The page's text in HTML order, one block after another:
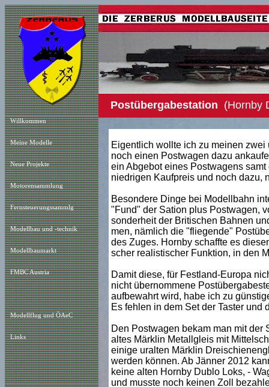
Willkommen
Meine Modelle
Neue Projekte
Motorensammlung
Fernsteuerungssammlg
Modellbau und -technik
Modellbaumarkt
FMBC Austria
Modellflug und ÖAeC
Links
Postübergabestation (Hornby
Eigentlich wollte ich zu meinen
noch einen Postwagen dazu
ein Abgebot eines Postwagens
niedrigen Kaufpreis und noch dazu,
Besondere Dinge bei Modellbahn
"Fund" der Sation plus Postwagen,
sonderheit der Britischen Bahnen
men, nämlich die "fliegende"
des Zuges. Hornby schaffte es
scher realistischer Funktion, in den
Damit diese, für Festland-Europa
nicht übernommene
aufbewahrt wird, habe ich zu
Es fehlen in dem Set der Taster und
Den Postwagen bekam man mit
altes Märklin Metallgleis mit
einige uralten Märklin
werden können. Ab Jänner 2012
keine alten Hornby Dublo Loks, -
und musste noch keinen Zoll